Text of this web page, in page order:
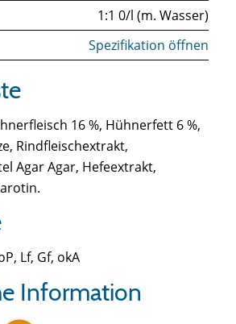
1:1 0/l (m. Wasser)
Spezifikation öffnen
16 %, Hühnerfett 6 %,
Rindfleischextrakt,
Agar Agar, Hefeextrakt,
Lf, Gf, okA
Information